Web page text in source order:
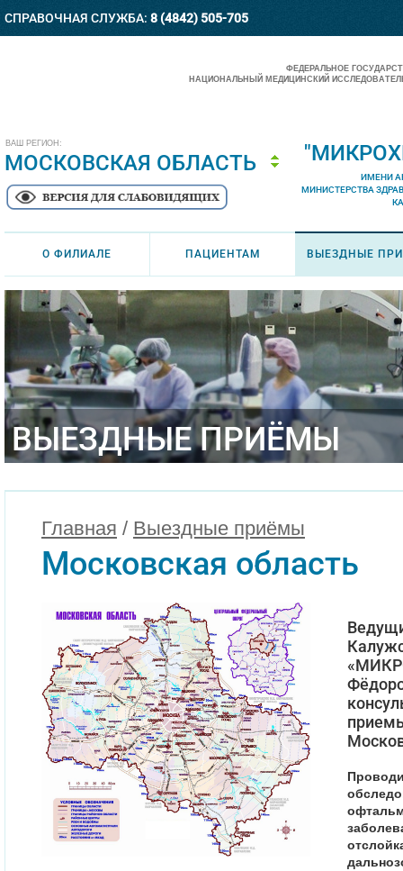
СПРАВОЧНАЯ СЛУЖБА: 8 (4842) 505-705
ВАШ РЕГИОН:
МОСКОВСКАЯ ОБЛАСТЬ
ФЕДЕРАЛЬНОЕ
НАЦИОНАЛЬНЫЙ МЕДИЦИНСКИЙ
ИМЕНИ
МИНИСТЕРСТВА
О ФИЛИАЛЕ ПАЦИЕНТАМ ВЫЕЗДНЫЕ
ВЫЕЗДНЫЕ ПРИЁМЫ
Главная / Выездные приёмы
Московская область